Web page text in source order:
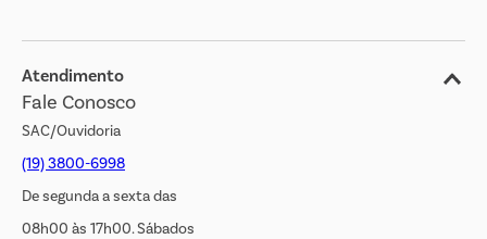
Jornal de Ofertas
Transparência Salarial
Atendimento
Fale Conosco
SAC/Ouvidoria
(19) 3800-6998
De segunda a sexta das
08h00 às 17h00. Sábados